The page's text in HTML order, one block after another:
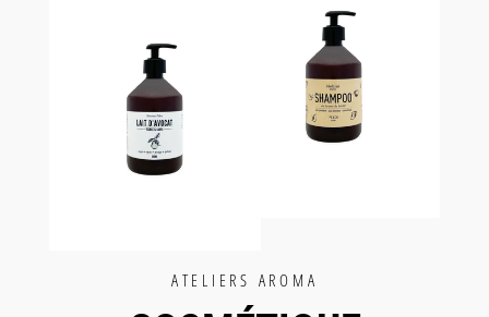
ATELIERS AROMA